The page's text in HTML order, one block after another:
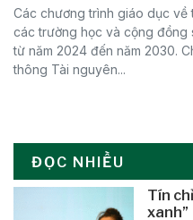
Các chương trình giáo dục về
các trường học và cộng đồng
từ năm 2024 đến năm 2030.
thông Tài nguyên...
ĐỌC NHIỀU
Tín
xanh”